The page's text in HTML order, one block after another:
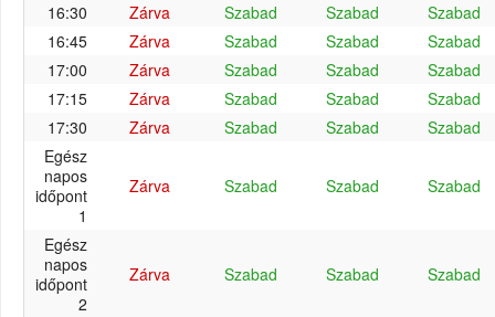
16:30 Zárva Szabad Szabad
Szabad
16:45
Zárva Szabad Szabad
Szabad
17:00
Zárva Szabad Szabad
Szabad
17:15
Zárva Szabad Szabad
Szabad
17:30
Zárva Szabad Szabad
Szabad
Egész
napos
időpont
1
Zárva Szabad Szabad Szabad
Egész
napos
időpont
2
Zárva Szabad Szabad Szabad